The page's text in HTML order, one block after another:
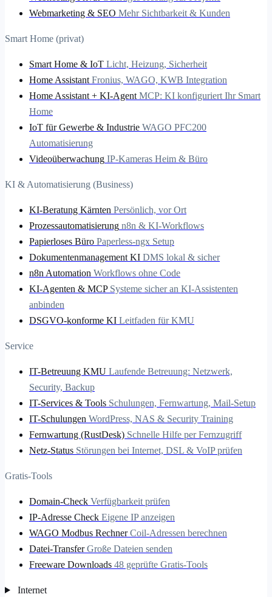
Webmarketing & SEO Mehr Sichtbarkeit & Kunden
Smart Home (privat)
Smart Home & IoT Licht, Heizung, Sicherheit
Home Assistant Fronius, WAGO, KWB Integration
Home Assistant + KI-Agent MCP: KI konfiguriert Ihr Smart
Home
IoT für Gewerbe & Industrie WAGO PFC200
Automatisierung
Videoüberwachung IP-Kameras Heim & Büro
KI & Automatisierung (Business)
KI-Beratung Kärnten Persönlich, vor Ort
Prozessautomatisierung n8n & KI-Workflows
Papierloses Büro Paperless-ngx Setup
Dokumentenmanagement KI DMS lokal & sicher
n8n Automation Workflows ohne Code
KI-Agenten & MCP Systeme sicher an KI-Assistenten
anbinden
DSGVO-konforme KI Leitfaden für KMU
Service
IT-Betreuung KMU Laufende Betreuung: Netzwerk,
Security, Backup
IT-Services & Tools Schulungen, Fernwartung, Mail-Setup
IT-Schulungen WordPress, NAS & Security Training
Fernwartung (RustDesk) Schnelle Hilfe per Fernzugriff
Netz-Status Störungen bei Internet, DSL & VoIP prüfen
Gratis-Tools
Domain-Check Verfügbarkeit prüfen
IP-Adresse Check Eigene IP anzeigen
WAGO Modbus Rechner Coil-Adressen berechnen
Datei-Transfer Große Dateien senden
Freeware Downloads 48 geprüfte Gratis-Tools
Internet